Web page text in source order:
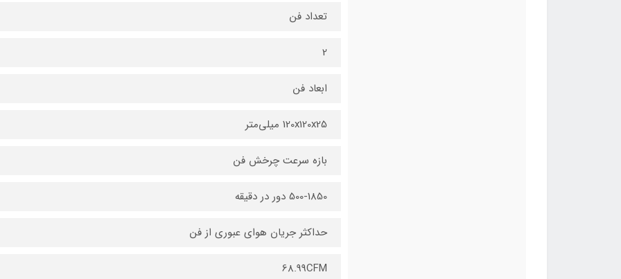
تعداد فن
2
ابعاد فن
120x120x25 میلی‌متر
بازه سرعت چرخش فن
500-1850 دور در دقیقه
حداکثر جریان هوای عبوری از فن
68.99CFM